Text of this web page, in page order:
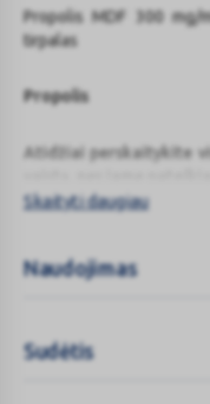
Propolis MDF 300
tirpalas
Propolis
Atidžiai perskaitykite
kaip nurodė gydytojas
Jeigu norite
vaistininką.
Skaityti daugiau
Naudojimas
Sudėtis